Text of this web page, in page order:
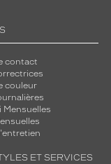
contact
couleur
Mensuelles
ET SERVICES